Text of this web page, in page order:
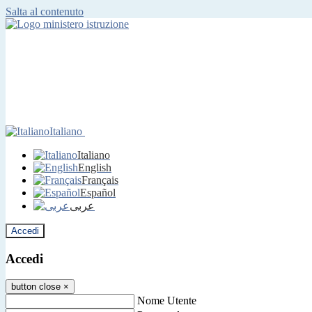
Salta al contenuto
Italiano
Italiano
English
Français
Español
عربى
Accedi
Accedi
button close ×
Nome Utente